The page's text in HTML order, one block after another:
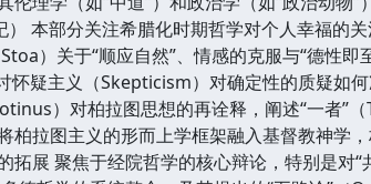
） 本部分关注希腊化时期哲学对个人幸福的
）关于“顺应自然”、情感的克服与“德性
怀疑主义（Skepticism）对确定性的质疑如
）对柏拉图思想的再诠释，阐述“一者”
柏拉图主义的形而上学框架融入基督教神学
拓展 聚焦于经院哲学的核心辩论，特别是对